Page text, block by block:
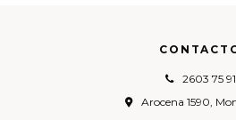
2603 75 91
Arocena 1590,